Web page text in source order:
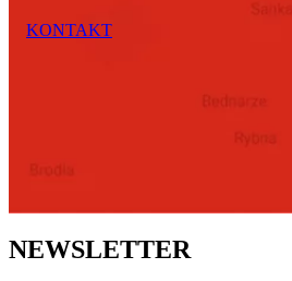
KONTAKT
NEWSLETTER